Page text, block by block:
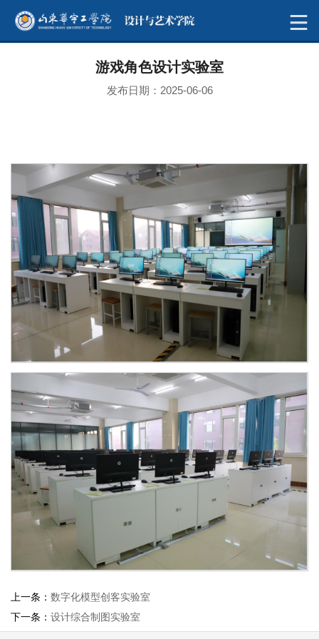
游戏角色设计实验室
发布日期：2025-06-06
上一条： 数字化模型创客实验室
下一条： 设计综合制图实验室